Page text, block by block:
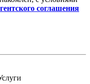
соглашения